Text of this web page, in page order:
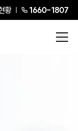
황 1660-1807